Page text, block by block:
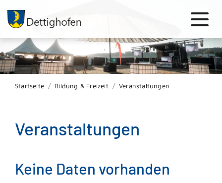
Startseite Bildung & Freizeit Veranstaltungen
Veranstaltungen
Keine Daten vorhanden